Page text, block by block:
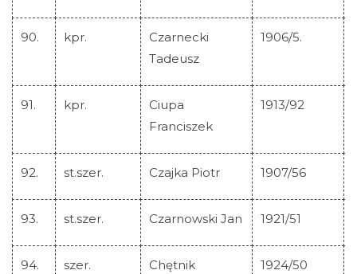
90. kpr.
Czarnecki
Tadeusz
1906/5.
91. kpr.
Ciupa
Franciszek
1913/92
92. st.szer. Czajka Piotr 1907/56
93. st.szer. Czarnowski Jan 1921/51
94. szer.
Chętnik
1924/50